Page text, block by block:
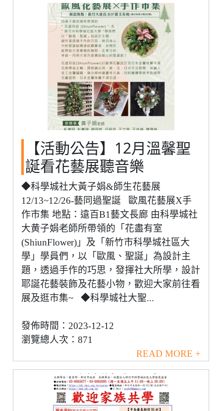
【活動公告】12月溫馨聖
誕看花藝展聽音樂
◆科學城社大黃子娟&師生花藝展
12/13~12/26-藝同過聖誕 歐風花藝展X手
作市集 地點：遠百B1藝文長廊 由科學城社
大黄子娟老師所帶領的「花盡有室
(ShiunFlower)」及「新竹市科學城社區大
學」學員們，以「歐風、聖誕」為設計主
題，透過手作的巧思，發揮社大所學，設計
耶誕花藝裝飾及花藝小物，歡迎大家前往看
展及逛市集~ ◆科學城社大聖...
發佈時間：2023-12-12
瀏覽總人次：871
READ MORE +